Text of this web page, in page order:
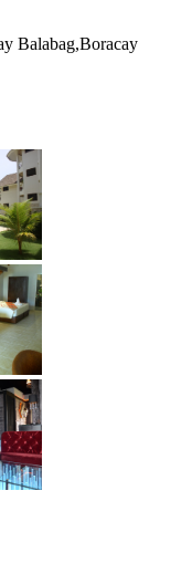
Balabag,Boracay